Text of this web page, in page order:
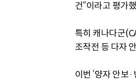
건”이라고 평가
특히 캐나다군
조작전 등 다자
이번 ‘양자 안보